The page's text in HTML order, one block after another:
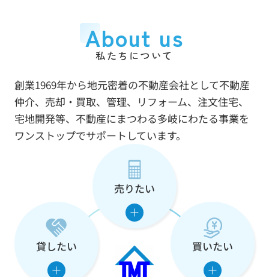
実
績
で
た
の
About us
私たちについて
創業1969年から地元密着の不動産会社として不動産
仲介、売却・買取、管理、リフォーム、注文住宅、
宅地開発等、不動産にまつわる多岐にわたる事業を
ワンストップでサポートしています。
売りたい
買いたい
貸したい